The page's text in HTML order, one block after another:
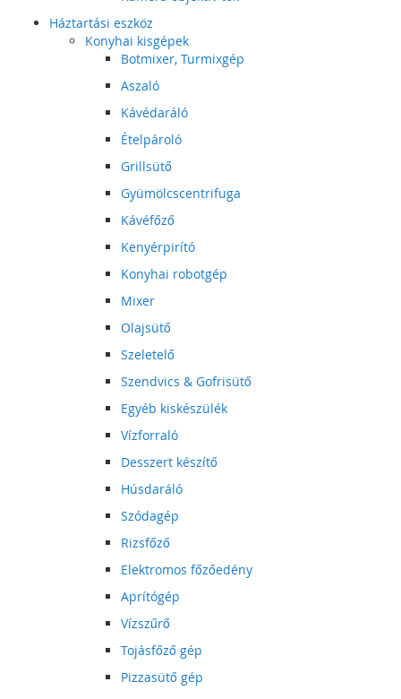
Háztartási eszköz
Konyhai kisgépek
Botmixer, Turmixgép
Aszaló
Kávédaráló
Ételpároló
Grillsütő
Gyümölcscentrifuga
Kávéfőző
Kenyérpirító
Konyhai robotgép
Mixer
Olajsütő
Szeletelő
Szendvics & Gofrisütő
Egyéb kiskészülék
Vízforraló
Desszert készítő
Húsdaráló
Szódagép
Rizsfőző
Elektromos főzőedény
Aprítógép
Vízszűrő
Tojásfőző gép
Pizzasütő gép